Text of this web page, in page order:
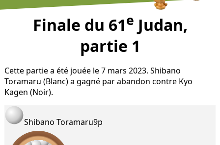
Finale du 61e Judan,
partie 1
Cette partie a été jouée le 7 mars 2023. Shibano
Toramaru (Blanc) a gagné par abandon contre Kyo
Kagen (Noir).
Shibano Toramaru9p